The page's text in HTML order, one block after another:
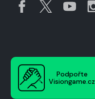
Podpořte
Visiongame.cz